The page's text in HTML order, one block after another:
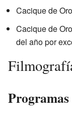
Cacique de
Cacique de
del año por